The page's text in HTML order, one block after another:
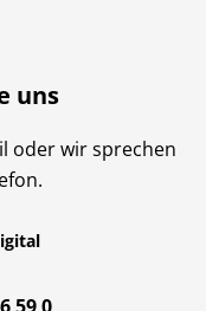
uns
oder wir sprechen